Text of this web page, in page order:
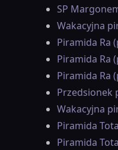
SP
Wakacyjna
Piramida Ra
Piramida Ra
Piramida Ra
Przedsionek
Wakacyjna
Piramida
Piramida